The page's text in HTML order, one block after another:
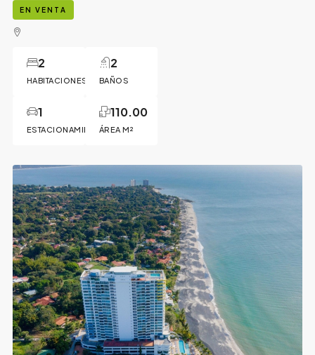
EN VENTA
HABITACIONES
2
BAÑOS
2
ESTACIONAMIENTO
1
ÁREA M²
110.00